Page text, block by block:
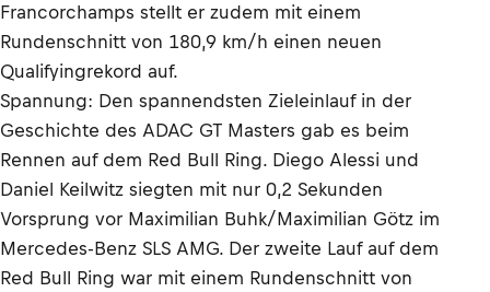
Francorchamps stellt er zudem mit einem
Rundenschnitt von 180,9 km/h einen neuen
Qualifyingrekord auf.
Spannung: Den spannendsten Zieleinlauf in der
Geschichte des ADAC GT Masters gab es beim
Rennen auf dem Red Bull Ring. Diego Alessi und
Daniel Keilwitz siegten mit nur 0,2 Sekunden
Vorsprung vor Maximilian Buhk/Maximilian Götz im
Mercedes-Benz SLS AMG. Der zweite Lauf auf dem
Red Bull Ring war mit einem Rundenschnitt von